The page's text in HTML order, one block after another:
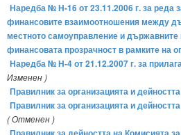
Наредба № Н-16 от 23.11.2006 г. за реда
финансовите взаимоотношения между
местното самоуправление и държавните
финансовата прозрачност в рамките на
Наредба № Н-4 от 21.12.2007 г. за
Изменен )
Правилник за организацията и
Правилник за организацията и
( Отменен )